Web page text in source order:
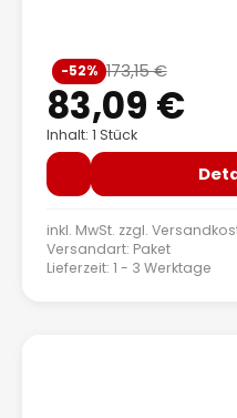
Verkaufspreis:
83,09 €
Regulärer
173,15 €
-52%
Inhalt: 1 Stück
inkl. MwSt. zzgl.
Versandart: Paket
Lieferzeit: 1 - 3 Werktage